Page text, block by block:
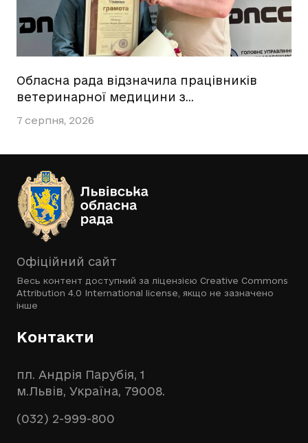
Обласна рада відзначила працівників
ветеринарної медицини з…
7 серпня, 2026
Офіційний сайт
Весь контент доступний за ліцензією Creative Commons
Attribution 4.0 International license , якщо не зазначено
інше
Контакти
пл. Андрія Парубія, 1
м.Львів, Україна, 79008.
(032) 2-999-800